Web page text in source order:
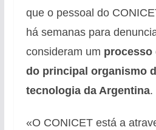
que o pessoal do
há semanas para
consideram um processo
do principal organismo
tecnologia da Argentina.
«O CONICET está a